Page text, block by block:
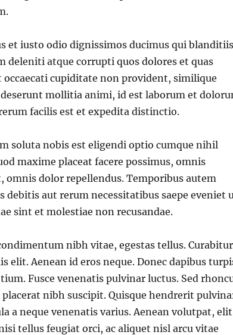
et iusto odio dignissimos ducimus qui blanditiis
deleniti atque corrupti quos dolores et quas
cupiditate non provident, similique
mollitia animi, id est laborum et
facilis est et expedita distinctio.
soluta nobis est eligendi optio cumque nihil
maxime placeat facere possimus, omnis
omnis dolor repellendus. Temporibus autem
debitis aut rerum necessitatibus saepe eveniet
sint et molestiae non recusandae.
nibh vitae, egestas tellus. Curabitur
elit. Aenean id eros neque. Donec dapibus
Fusce venenatis pulvinar luctus. Sed
nibh suscipit. Quisque hendrerit
a neque venenatis varius. Aenean volutpat, elit
tellus feugiat orci, ac aliquet nisl arcu vitae